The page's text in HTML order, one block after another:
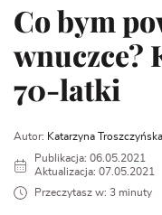
Co bym
wnuczce?
70-latki
Autor: Katarzyna Troszczyńska
Publikacja: 06.05.2021
Aktualizacja: 07.05.2021
Przeczytasz w: 3 minuty